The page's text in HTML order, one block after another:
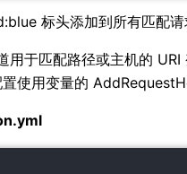
标头添加到所有匹配请
于匹配路径或主机的 URI
置使用变量的